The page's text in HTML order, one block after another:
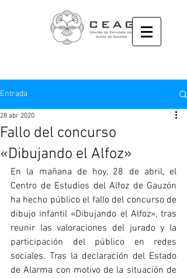
Entrada
Fallo del concurso
«Dibujando el Alfoz»
28 abr 2020
En la mañana de hoy, 28 de abril, el
Centro de Estudios del Alfoz de Gauzón
ha hecho público el fallo del concurso de
dibujo infantil «Dibujando el Alfoz», tras
reunir las valoraciones del jurado y la
participación del público en redes
sociales. Tras la declaración del Estado
de Alarma con motivo de la situación de